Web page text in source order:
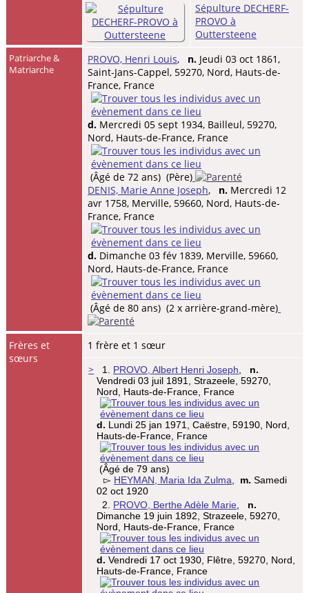
Sépulture DECHERF-
PROVO à
Outtersteene
Patriarche &
Matriarche
PROVO, Henri Louis, n. Jeudi 03 oct 1861,
Saint-Jans-Cappel, 59270, Nord, Hauts-de-
France, France
d. Mercredi 05 sept 1934, Bailleul, 59270,
Nord, Hauts-de-France, France
(Âgé de 72 ans) (Père)
DENIS, Marie Anne Joseph, n. Mercredi 12
avr 1758, Merville, 59660, Nord, Hauts-de-
France, France
d. Dimanche 03 fév 1839, Merville, 59660,
Nord, Hauts-de-France, France
(Âgé de 80 ans) (2 x arrière-grand-mère)
Frères et
sœurs
1 frère et 1 sœur
>
1. PROVO, Albert Henri Joseph
n.
Vendredi 03 juil 1891, Strazeele, 59270,
Nord, Hauts-de-France, France
d. Lundi 25 jan 1971, Caëstre, 59190, Nord,
Hauts-de-France, France
(Âgé de 79 ans)
▻ HEYMAN, Maria Ida Zulma m. Samedi
02 oct 1920
2. PROVO, Berthe Adèle Marie
n.
Dimanche 19 juin 1892, Strazeele, 59270,
Nord, Hauts-de-France, France
d. Vendredi 17 oct 1930, Flêtre, 59270, Nord,
Hauts-de-France, France